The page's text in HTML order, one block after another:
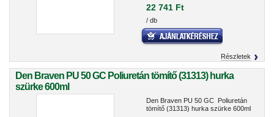
22 741 Ft
/ db
Részletek
Den Braven PU 50 GC Poliuretán tömítő (31313) hurka
szürke 600ml
Den Braven PU 50 GC Poliuretán
tömítő (31313) hurka szürke 600ml